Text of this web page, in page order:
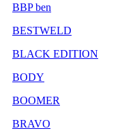
BBP ben
BESTWELD
BLACK EDITION
BODY
BOOMER
BRAVO